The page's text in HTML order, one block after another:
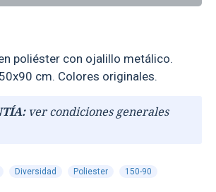
poliéster con ojalillo metálico.
cm. Colores originales.
ver condiciones generales
Diversidad Poliester 150-90